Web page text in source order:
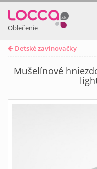
Oblečenie
Detské zavinovačky
Mušelínové